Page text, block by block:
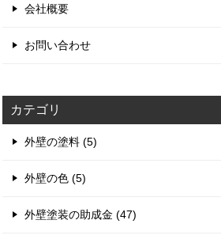
会社概要
お問い合わせ
カテゴリ
外壁の塗料 (5)
外壁の色 (5)
外壁塗装の助成金 (47)